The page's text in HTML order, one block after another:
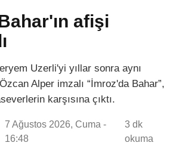
afişi
Uzerli'yi yıllar sonra aynı
Alper imzalı “İmroz'da Bahar”,
karşısına çıktı.
7 Ağustos 2026, Cuma -
16:48
3 dk
okuma